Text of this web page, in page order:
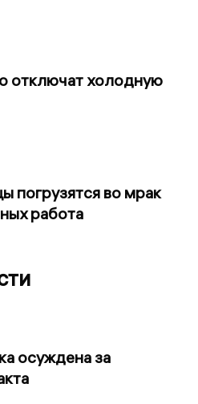
отключат холодную
погрузятся во мрак
работа
осуждена за